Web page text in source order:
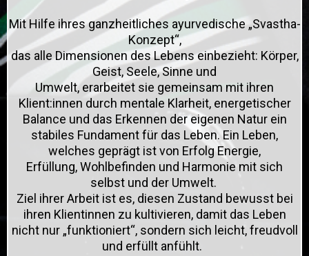
Mit Hilfe ihres ganzheitliches ayurvedische „Svastha-
Konzept“,
das alle Dimensionen des Lebens einbezieht: Körper,
Geist, Seele, Sinne und
Umwelt, erarbeitet sie gemeinsam mit ihren
Klient:innen durch mentale Klarheit, energetischer
Balance und das Erkennen der eigenen Natur ein
stabiles Fundament für das Leben. Ein Leben,
welches geprägt ist von Erfolg Energie,
Erfüllung, Wohlbefinden und Harmonie mit sich
selbst und der Umwelt.
Ziel ihrer Arbeit ist es, diesen Zustand bewusst bei
ihren Klientinnen zu kultivieren, damit das Leben
nicht nur „funktioniert“, sondern sich leicht, freudvoll
und erfülltanfühlt.